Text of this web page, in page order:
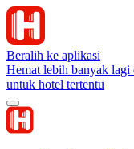
Beralih ke aplikasi
Hemat lebih banyak
untuk hotel tertentu